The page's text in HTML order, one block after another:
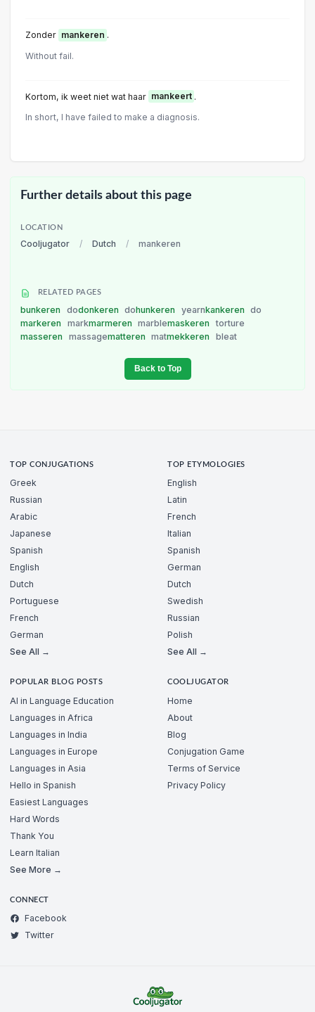
Zonder mankeren .
Without fail.
Kortom, ik weet niet wat haar mankeert .
In short, I have failed to make a diagnosis.
Further details about this page
LOCATION
Cooljugator / Dutch / mankeren
RELATED PAGES
bunkeren dodonkeren dohunkeren yearnkankeren
do
markeren
markmarmeren marblemaskeren
torture
masseren
massagematteren matmekkeren bleat
Back to Top
TOP CONJUGATIONS
Greek
Russian
Arabic
Japanese
Spanish
English
Dutch
Portuguese
French
German
See All →
TOP ETYMOLOGIES
English
Latin
French
Italian
Spanish
German
Dutch
Swedish
Russian
Polish
See All →
POPULAR BLOG POSTS
AI in Language Education
Languages in Africa
Languages in India
Languages in Europe
Languages in Asia
Hello in Spanish
Easiest Languages
Hard Words
Thank You
Learn Italian
See More →
COOLJUGATOR
Home
About
Blog
Conjugation Game
Terms of Service
Privacy Policy
CONNECT
Facebook
Twitter